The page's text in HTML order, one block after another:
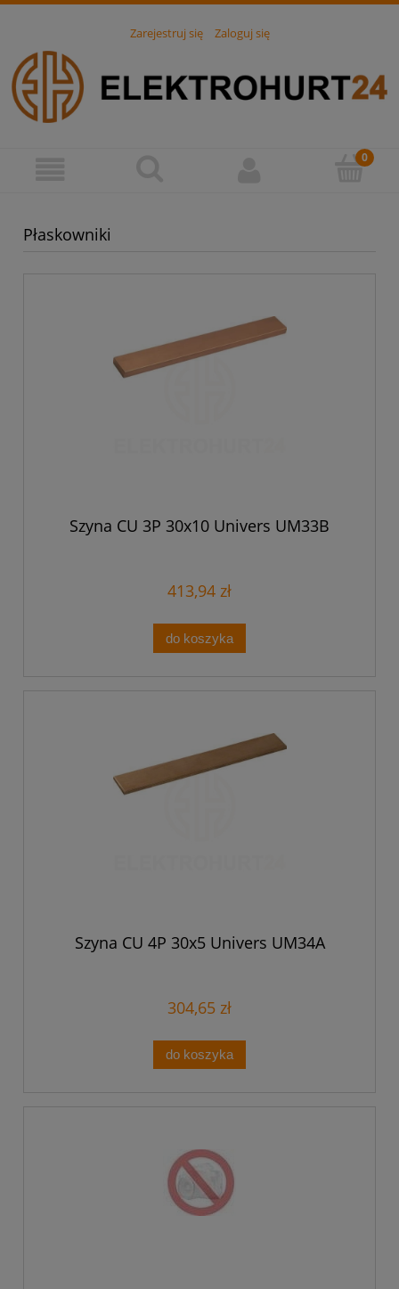
Zarejestruj się Zaloguj się
Płaskowniki
Szyna CU 3P 30x10 Univers UM33B
413,94 zł
do koszyka
Szyna CU 4P 30x5 Univers UM34A
304,65 zł
do koszyka